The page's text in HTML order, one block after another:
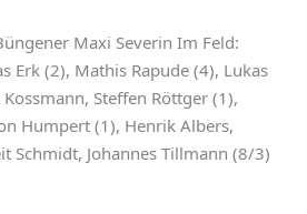
Maxi Severin Im Feld:
Erk (2), Mathis Rapude (4), Lukas
Steffen Röttger (1),
Humpert (1), Henrik Albers,
Schmidt, Johannes Tillmann (8/3)